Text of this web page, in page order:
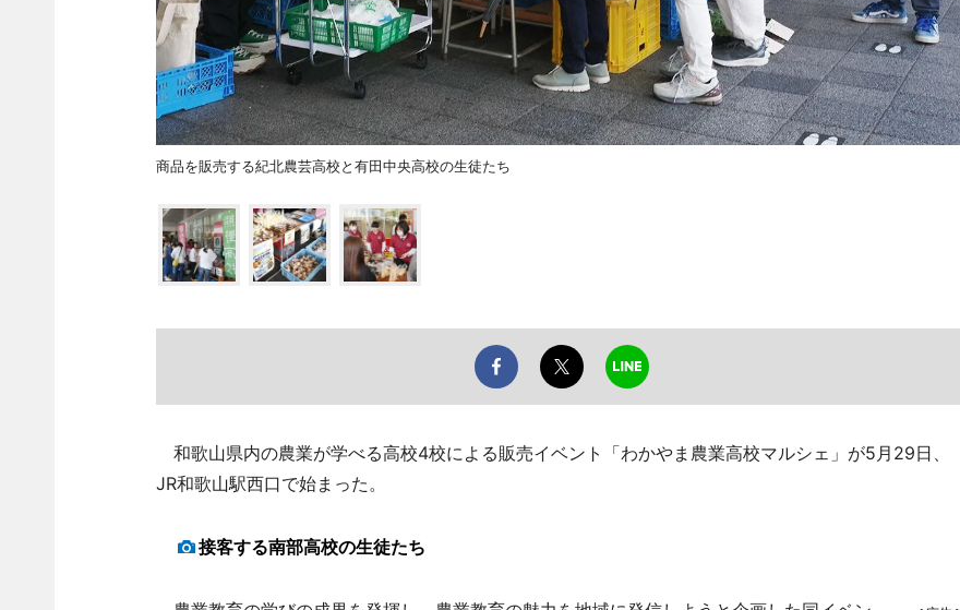
商品を販売する紀北農芸高校と有田中央高校の生徒たち
和歌山県内の農業が学べる高校4校による販売イベント「わかやま農業高校マルシェ」が5月29日、
JR和歌山駅西口で始まった。
接客する南部高校の生徒たち